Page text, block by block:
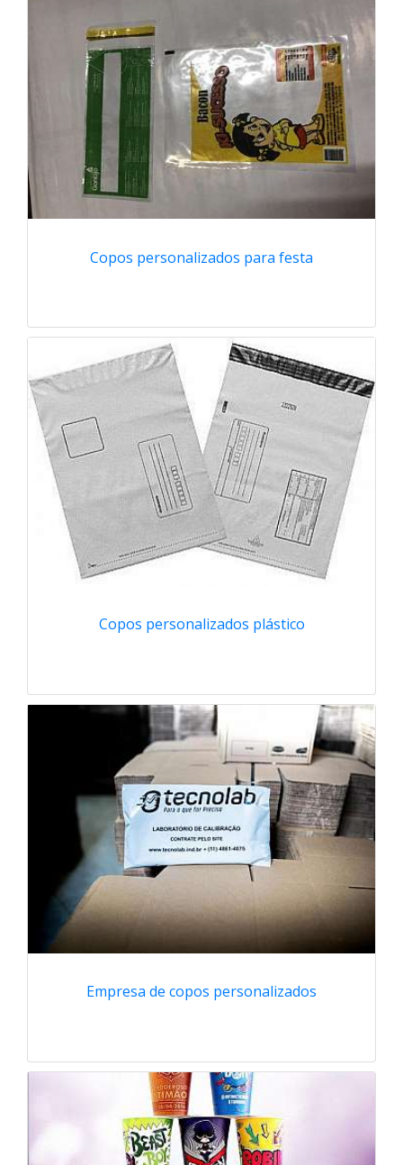
Copos personalizados para festa
Copos personalizados plástico
Empresa de copos personalizados